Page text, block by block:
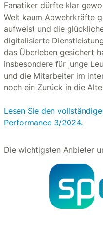
Fanatiker dürfte klar
Welt kaum Abwehrkräfte
aufweist und die
digitalisierte
das Überleben gesichert
insbesondere für junge
und die Mitarbeiter im
noch ein Zurück in die Alte
Lesen Sie den
Performance 3/2024.
Die wichtigsten Anbieter